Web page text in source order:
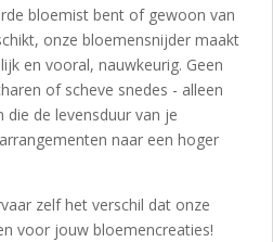
bloemist bent of gewoon van
onze bloemensnijder maakt
en vooral, nauwkeurig. Geen
of scheve snedes - alleen
de levensduur van je
naar een hoger
zelf het verschil dat onze
voor jouw bloemencreaties!